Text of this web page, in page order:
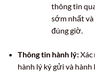
thông tin
sớm nhất và
đúng giờ.
Thông tin hành lý:Xác
hành lý ký gửi và